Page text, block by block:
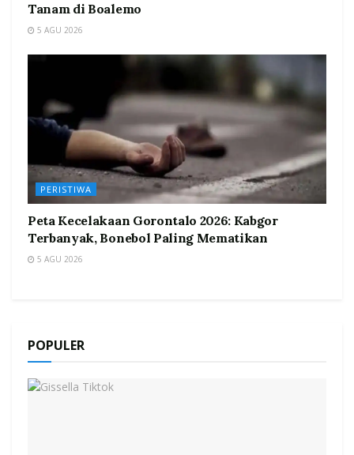
Tanam di Boalemo
5 AGU 2026
PERISTIWA
Peta Kecelakaan Gorontalo 2026: Kabgor
Terbanyak, Bonebol Paling Mematikan
5 AGU 2026
POPULER